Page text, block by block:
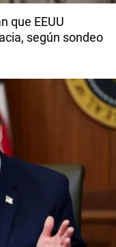
que EEUU
según sondeo